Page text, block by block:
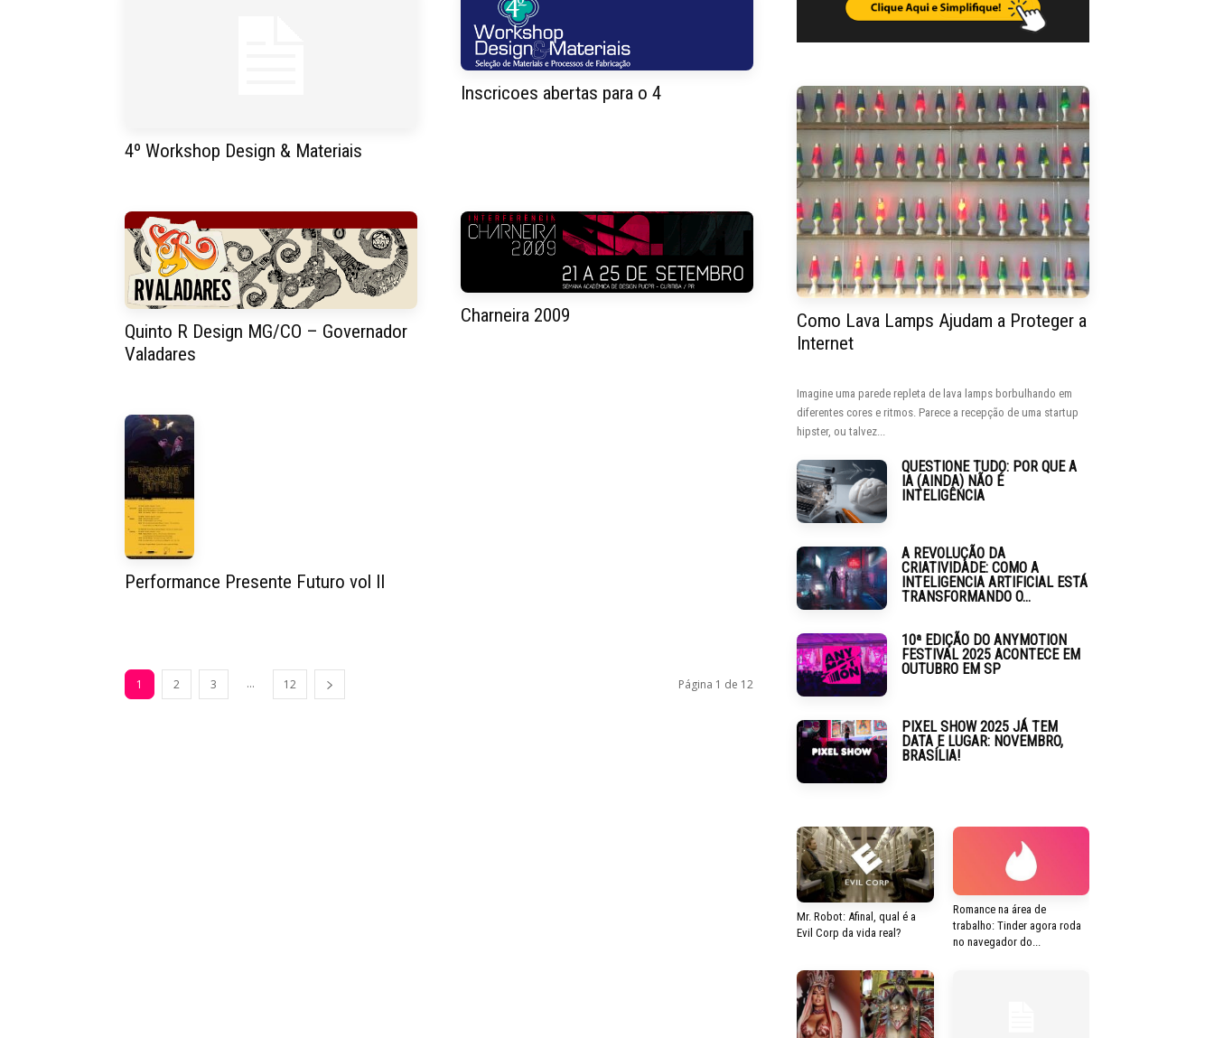
4º Workshop Design & Materiais
Inscricoes abertas para o 4
Quinto R Design MG/CO – Governador
Valadares
Charneira 2009
Performance Presente Futuro vol II
1 2 3 ... 12 Página 1 de 12
Como Lava Lamps Ajudam a Proteger a
Internet
Imagine uma parede repleta de lava lamps borbulhando em
diferentes cores e ritmos. Parece a recepção de uma startup
hipster, ou talvez...
QUESTIONE TUDO: POR QUE A
IA (AINDA) NÃO É
INTELIGÊNCIA
A REVOLUÇÃO DA
CRIATIVIDADE: COMO A
INTELIGENCIA ARTIFICIAL ESTÁ
TRANSFORMANDO O...
10ª EDIÇÃO DO ANYMOTION
FESTIVAL 2025 ACONTECE EM
OUTUBRO EM SP
PIXEL SHOW 2025 JÁ TEM
DATA E LUGAR: NOVEMBRO,
BRASÍLIA!
Mr. Robot: Afinal, qual é a
Evil Corp da vida real?
Romance na área de
trabalho: Tinder agora roda
no navegador do...